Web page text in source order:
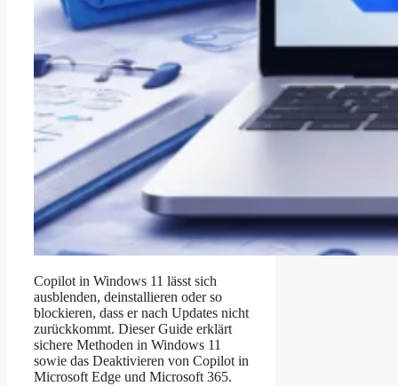
Copilot in Windows 11 lässt sich
ausblenden, deinstallieren oder so
blockieren, dass er nach Updates nicht
zurückkommt. Dieser Guide erklärt
sichere Methoden in Windows 11
sowie das Deaktivieren von Copilot in
Microsoft Edge und Microsoft 365.